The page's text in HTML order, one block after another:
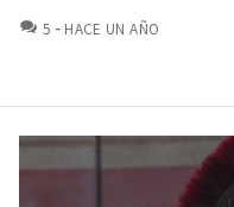
5 COMENTARIOS
HACE UN AÑO